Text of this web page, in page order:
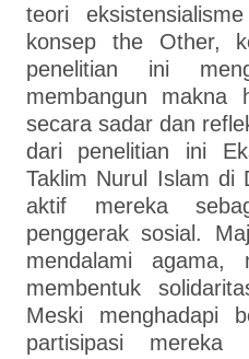
teori
konsep the Other,
penelitian ini
membangun makna
secara sadar dan
dari penelitian ini
Taklim Nurul Islam di
aktif mereka
penggerak sosial.
mendalami agama,
membentuk
Meski menghadapi
partisipasi mereka